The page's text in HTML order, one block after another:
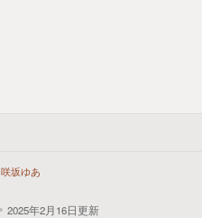
咲坂ゆあ
2025年2月16日更新